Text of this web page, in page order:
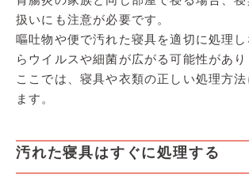
扱いにも注意が必要です。
嘔吐物や便で汚れた寝具を適切に処理
らウイルスや細菌が広がる可能性があり
ここでは、寝具や衣類の正しい処理方
ます。
汚れた寝具はすぐに処理する